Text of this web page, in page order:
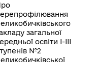
загальної
освіти І-ІІІ
№2